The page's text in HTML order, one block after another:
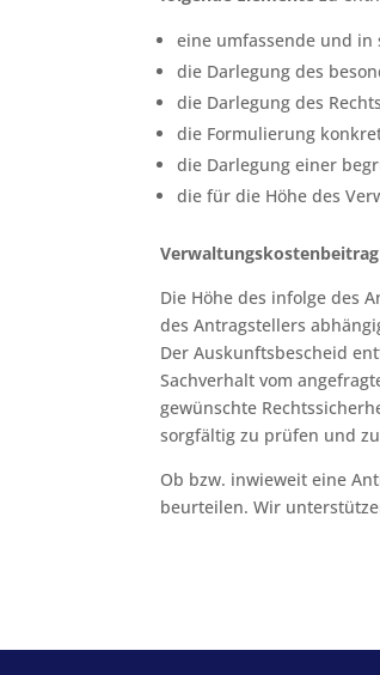
eine umfassende und in
die Darlegung des
die Darlegung des
die Formulierung
die Darlegung einer
die für die Höhe des
Verwaltungskostenbeitrag
Die Höhe des infolge des
des Antragstellers
Der Auskunftsbescheid
Sachverhalt vom
gewünschte
sorgfältig zu prüfen und
Ob bzw. inwieweit eine
beurteilen. Wir